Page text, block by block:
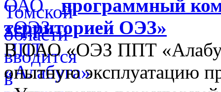
программный
территорией ОЭЗ»
В ОАО «ОЭЗ ППТ
опытную эксплуатацию